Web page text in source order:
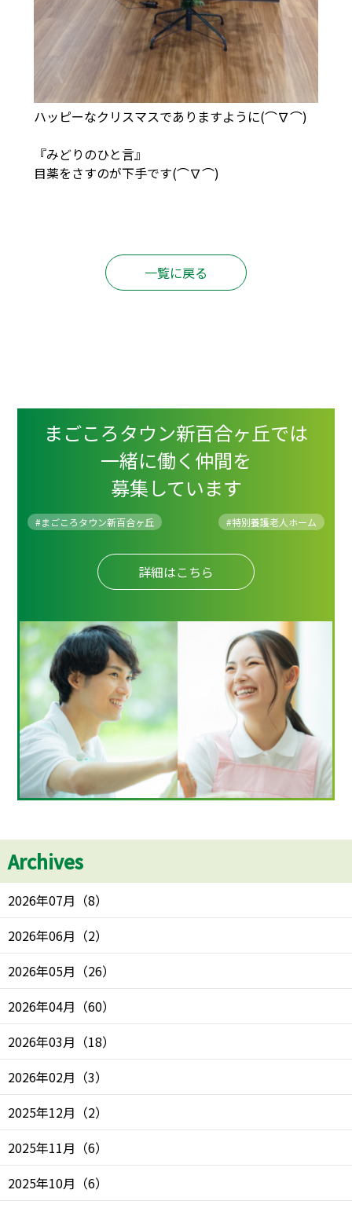
ハッピーなクリスマスでありますように(⌒∇⌒)
『みどりのひと言』
目薬をさすのが下手です(⌒∇⌒)
一覧に戻る
まごころタウン新百合ヶ丘では
一緒に働く仲間を
募集しています
#まごころタウン新百合ヶ丘 #特別養護老人ホーム
詳細はこちら
Archives
2026年07月 （8）
2026年06月 （2）
2026年05月 （26）
2026年04月 （60）
2026年03月 （18）
2026年02月 （3）
2025年12月 （2）
2025年11月 （6）
2025年10月 （6）